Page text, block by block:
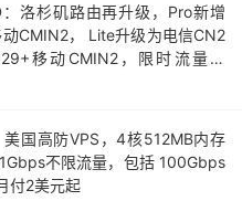
：洛杉矶路由再升级，Pro新增
CMIN2， Lite升级为电信CN2
移动CMIN2，限时流量加
国高防VPS，4核512MB内存
不限流量，包括 100Gbps
付2美元起